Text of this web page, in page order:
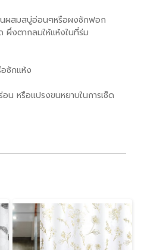
นผสมสบู่อ่อนๆหรือผงซักฟอก
ผึ่งตากลมให้แห้งในที่ร่ม
ซักแห้ง
น หรือแปรงขนหยาบในการเช็ด